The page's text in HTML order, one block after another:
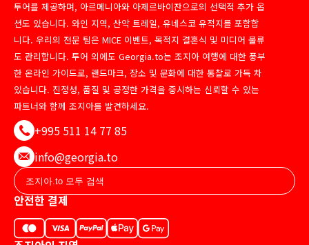
투어를 제공하며, 아르메니아와 아제르바이잔으로의 선택적 추가 옵
션도 있습니다. 와인 지역, 산악 트레일, 유네스코 유적지를 포함합
니다. 우리의 전문 팀은 MICE 이벤트, 목적지 결혼식 및 미디어 물류
도 관리합니다. 투어 외에도 Georgia.to는 조지아 여행에 대한 풍부
한 온라인 가이드로, 랜드마크, 장소 및 문화에 대한 통찰로 가득 차
있습니다. 진정성, 품질 및 공정한 가격을 중시하는 신뢰할 수 있는
파트너와 함께 조지아를 발견하세요.
+995 511 14 77 85
info@georgia.to
안전한 결제